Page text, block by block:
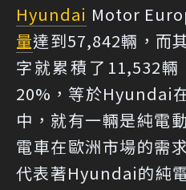
Hyundai Motor
量達到57,842輛，而
字就累積了11,532
20%，等於Hyundai
中，就有一輛是純電
電車在歐洲市場的需
代表著Hyundai的純